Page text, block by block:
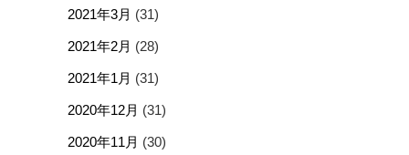
2021年3月 (31)
2021年2月 (28)
2021年1月 (31)
2020年12月 (31)
2020年11月 (30)